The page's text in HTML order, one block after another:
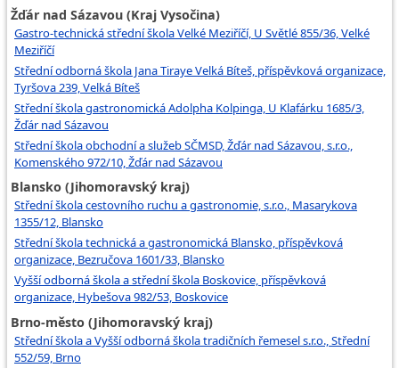
Žďár nad Sázavou (Kraj Vysočina)
Gastro-technická střední škola Velké Meziříčí, U Světlé 855/36, Velké
Meziříčí
Střední odborná škola Jana Tiraye Velká Bíteš, příspěvková organizace,
Tyršova 239, Velká Bíteš
Střední škola gastronomická Adolpha Kolpinga, U Klafárku 1685/3,
Žďár nad Sázavou
Střední škola obchodní a služeb SČMSD, Žďár nad Sázavou, s.r.o.,
Komenského 972/10, Žďár nad Sázavou
Blansko (Jihomoravský kraj)
Střední škola cestovního ruchu a gastronomie, s.r.o., Masarykova
1355/12, Blansko
Střední škola technická a gastronomická Blansko, příspěvková
organizace, Bezručova 1601/33, Blansko
Vyšší odborná škola a střední škola Boskovice, příspěvková
organizace, Hybešova 982/53, Boskovice
Brno-město (Jihomoravský kraj)
Střední škola a Vyšší odborná škola tradičních řemesel s.r.o., Střední
552/59, Brno